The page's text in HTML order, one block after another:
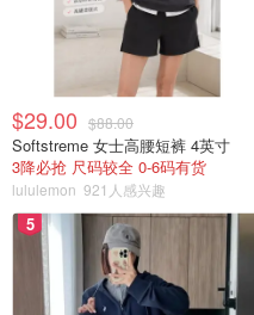
$29.00 $88.00
Softstreme 女士高腰短裤 4英寸
3降必抢 尺码较全 0-6码有货
lululemon 921人感兴趣
5